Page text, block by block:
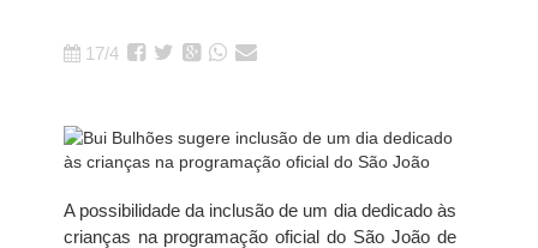
17/4
A possibilidade da inclusão de um dia dedicado às
crianças na programação oficial do São João de